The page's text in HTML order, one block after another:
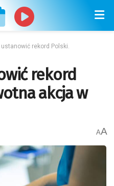
ustanowić rekord Polski.
rekord
akcja w
AA